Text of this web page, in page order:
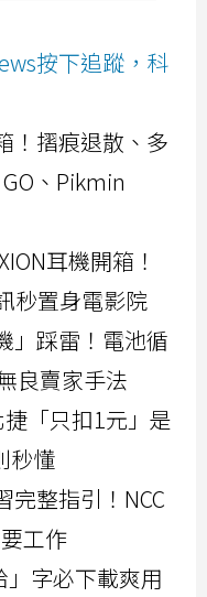
按下追蹤，科
！摺痕退散、多
、Pikmin
耳機開箱！
秒置身電影院
」踩雷！電池循
良賣家手法
「只扣1元」是
秒懂
完整指引！NCC
工作
」字必下載爽用